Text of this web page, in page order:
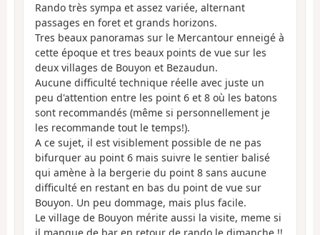
Rando très sympa et assez variée, alternant
passages en foret et grands horizons.
Tres beaux panoramas sur le Mercantour enneigé à
cette époque et tres beaux points de vue sur les
deux villages de Bouyon et Bezaudun.
Aucune difficulté technique réelle avec juste un
peu d'attention entre les point 6 et 8 où les batons
sont recommandés (même si personnellement je
les recommande tout le temps!).
A ce sujet, il est visiblement possible de ne pas
bifurquer au point 6 mais suivre le sentier balisé
qui amène à la bergerie du point 8 sans aucune
difficulté en restant en bas du point de vue sur
Bouyon. Un peu dommage, mais plus facile.
Le village de Bouyon mérite aussi la visite, meme si